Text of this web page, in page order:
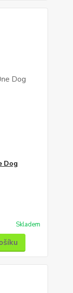
Dog
Skladem